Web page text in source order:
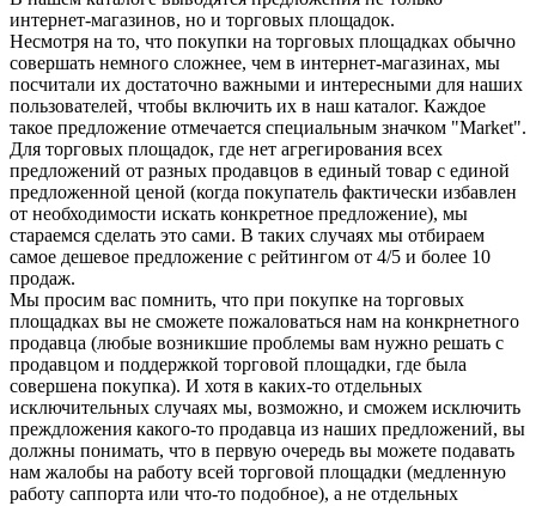
интернет-магазинов, но и торговых площадок.
Несмотря на то, что покупки на торговых площадках обычно
совершать немного сложнее, чем в интернет-магазинах, мы
посчитали их достаточно важными и интересными для наших
пользователей, чтобы включить их в наш каталог. Каждое
такое предложение отмечается специальным значком "Market".
Для торговых площадок, где нет агрегирования всех
предложений от разных продавцов в единый товар с единой
предложенной ценой (когда покупатель фактически избавлен
от необходимости искать конкретное предложение), мы
стараемся сделать это сами. В таких случаях мы отбираем
самое дешевое предложение с рейтингом от 4/5 и более 10
продаж.
Мы просим вас помнить, что при покупке на торговых
площадках вы не сможете пожаловаться нам на конкрнетного
продавца (любые возникшие проблемы вам нужно решать с
продавцом и поддержкой торговой площадки, где была
совершена покупка). И хотя в каких-то отдельных
исключительных случаях мы, возможно, и сможем исключить
преждложения какого-то продавца из наших предложений, вы
должны понимать, что в первую очередь вы можете подавать
нам жалобы на работу всей торговой площадки (медленную
работу саппорта или что-то подобное), а не отдельных